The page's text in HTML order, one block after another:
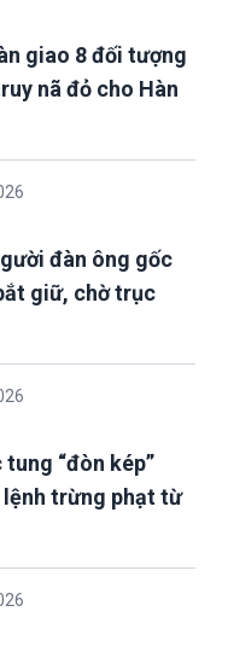
giao 8 đối tượng
nã đỏ cho Hàn
đàn ông gốc
giữ, chờ trục
“đòn kép”
trừng phạt từ